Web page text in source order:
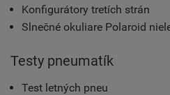
Konfigurátory tretích strán
Slnečné okuliare Polaroid
Testy pneumatík
Test letných pneu